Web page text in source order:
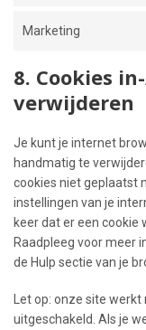
Marketing
8. Cookies
verwijderen
Je kunt je internet
handmatig te
cookies niet geplaatst
instellingen van je
keer dat er een
Raadpleeg voor meer
de Hulp sectie van je
Let op: onze site werkt
uitgeschakeld. Als je